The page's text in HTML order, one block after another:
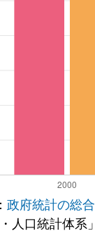
政府統計の総
・人口統計体